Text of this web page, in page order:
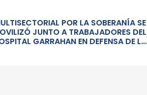
POR LA SOBERANÍA SE
JUNTO A TRABAJADORES DEL
GARRAHAN EN DEFENSA DE LA